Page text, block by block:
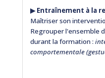
▶︎Entraînement à la
Maîtriser son
Regrouper l'ensemble
durant la formation :
comportementale